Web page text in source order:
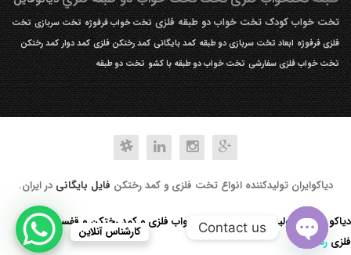
تخت خواب کودک تخت خواب دو طبقه فلزی تخت خواب فرفوژه تخت سربازی تخت
فلزی فرفوژه ابعاد تخت سربازی دو طبقه کمد بایگانی کمد رختکن فلزی کمد دوار کمد رختکن
تخت خواب فلزی سفارشی تخت خواب دو طبقه با کشو تخت دو طبقه
دیاکوایران تولیدکننده انواع تخت فلزی و کمد رختکن فایل بایگانی در ایران.
کارشناس آنلاین
دیاکو صنعت تولید کننده انواع تخت خواب فلزی و کمد رختکن و قفسه کتابخانه
فلزی رد کردن
Contact us